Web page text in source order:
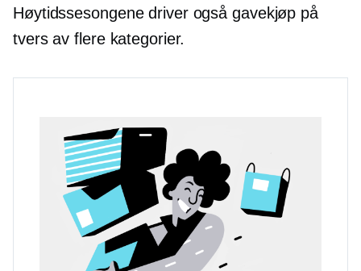
Høytidssesongene driver også gavekjøp på
tvers av flere kategorier.